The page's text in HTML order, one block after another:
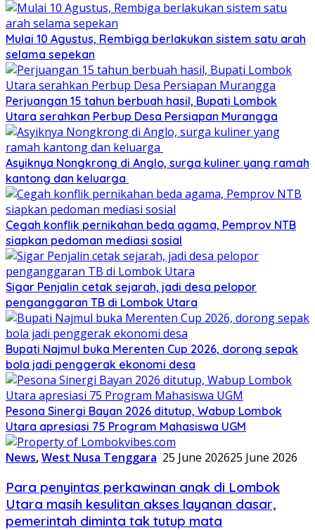
Mulai 10 Agustus, Rembiga berlakukan sistem satu arah
selama sepekan
Perjuangan 15 tahun berbuah hasil, Bupati Lombok
Utara serahkan Perbup Desa Persiapan Murangga
Asyiknya Nongkrong di Anglo, surga kuliner yang ramah
kantong dan keluarga
Cegah konflik pernikahan beda agama, Pemprov NTB
siapkan pedoman mediasi sosial
Sigar Penjalin cetak sejarah, jadi desa pelopor
penganggaran TB di Lombok Utara
Bupati Najmul buka Merenten Cup 2026, dorong sepak
bola jadi penggerak ekonomi desa
Pesona Sinergi Bayan 2026 ditutup, Wabup Lombok
Utara apresiasi 75 Program Mahasiswa UGM
News,West Nusa Tenggara 25 June 202625 June 2026
Para penyintas perkawinan anak di Lombok
Utara masih kesulitan akses layanan dasar,
pemerintah diminta tak tutup mata